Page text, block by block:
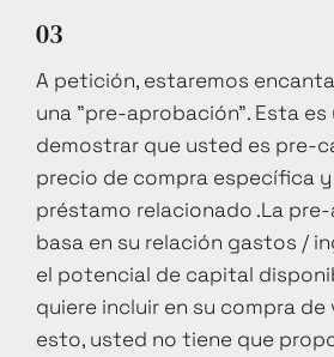
03
A petición, estaremos
una "pre-aprobación". Esta es
demostrar que usted es pre-
precio de compra específica
préstamo relacionado .La
basa en su relación gastos /
el potencial de capital
quiere incluir en su compra de
esto, usted no tiene que